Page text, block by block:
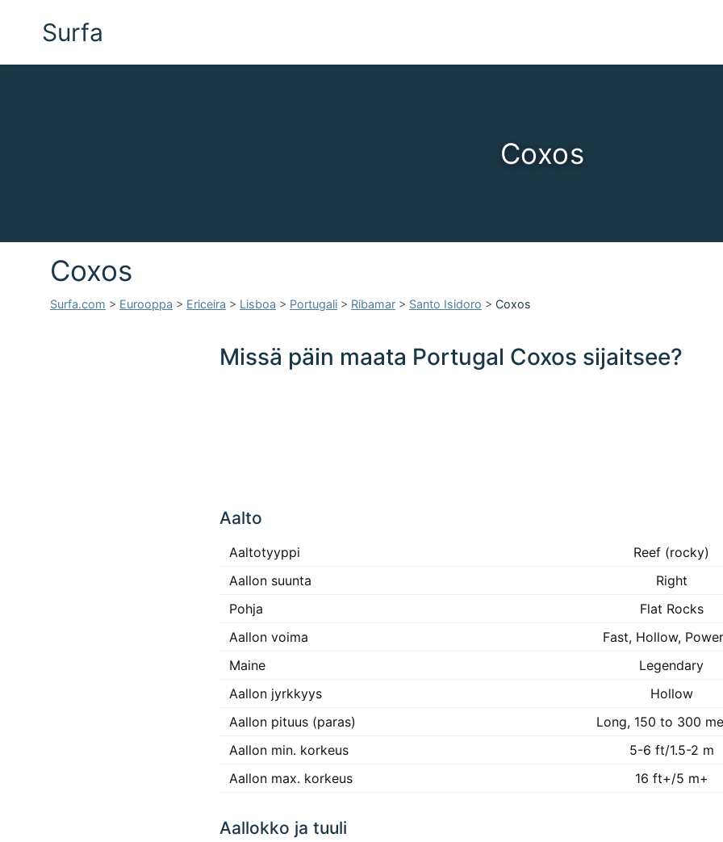
Surfa
Coxos
Coxos
Surfa.com > Eurooppa > Ericeira > Lisboa > Portugali > Ribamar > Santo Isidoro > Coxos
Missä päin maata Portugal Coxos sijaitsee?
Aalto
Aaltotyyppi
Reef (rocky)
Aallon suunta
Right
Pohja
Flat Rocks
Aallon voima
Fast, Hollow,
Maine
Legendary
Aallon jyrkkyys
Hollow
Aallon pituus (paras)
Long, 150 to 300
Aallon min. korkeus
5-6 ft/1.5-2 m
Aallon max. korkeus
16 ft+/5 m+
Aallokko ja tuuli